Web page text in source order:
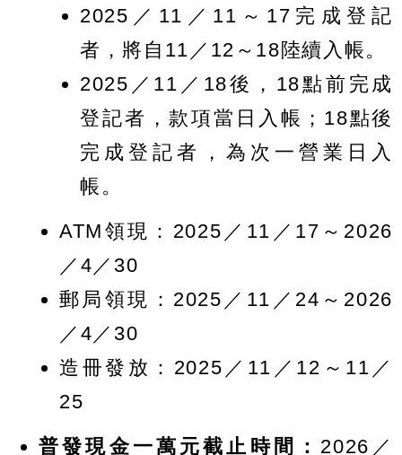
2025／11／11～17完成登記
者，將自11／12～18陸續入帳。
2025／11／18後，18點前完成
登記者，款項當日入帳；18點後
完成登記者，為次一營業日入
帳。
ATM領現：2025／11／17～2026
／4／30
郵局領現：2025／11／24～2026
／4／30
造冊發放：2025／11／12～11／
25
普發現金一萬元截止時間： 2026／